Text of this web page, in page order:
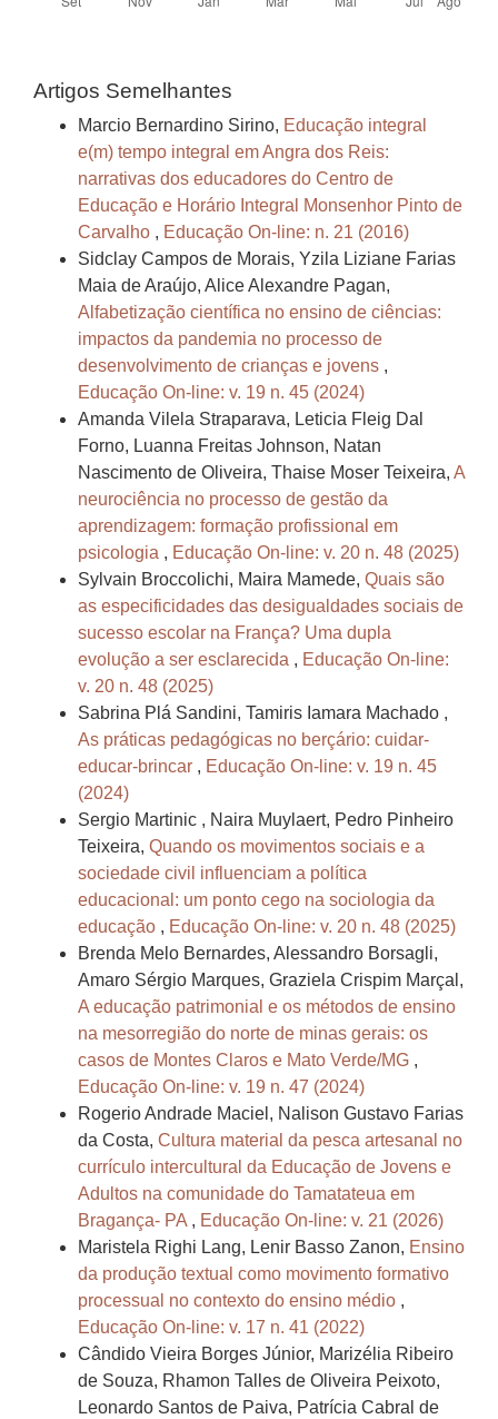
Artigos Semelhantes
Marcio Bernardino Sirino, Educação integral
e(m) tempo integral em Angra dos Reis:
narrativas dos educadores do Centro de
Educação e Horário Integral Monsenhor Pinto de
Carvalho , Educação On-line: n. 21 (2016)
Sidclay Campos de Morais, Yzila Liziane Farias
Maia de Araújo, Alice Alexandre Pagan,
Alfabetização científica no ensino de ciências:
impactos da pandemia no processo de
desenvolvimento de crianças e jovens ,
Educação On-line: v. 19 n. 45 (2024)
Amanda Vilela Straparava, Leticia Fleig Dal
Forno, Luanna Freitas Johnson, Natan
Nascimento de Oliveira, Thaise Moser Teixeira, A
neurociência no processo de gestão da
aprendizagem: formação profissional em
psicologia , Educação On-line: v. 20 n. 48 (2025)
Sylvain Broccolichi, Maira Mamede, Quais são
as especificidades das desigualdades sociais de
sucesso escolar na França? Uma dupla
evolução a ser esclarecida , Educação On-line:
v. 20 n. 48 (2025)
Sabrina Plá Sandini, Tamiris Iamara Machado ,
As práticas pedagógicas no berçário: cuidar-
educar-brincar , Educação On-line: v. 19 n. 45
(2024)
Sergio Martinic , Naira Muylaert, Pedro Pinheiro
Teixeira, Quando os movimentos sociais e a
sociedade civil influenciam a política
educacional: um ponto cego na sociologia da
educação , Educação On-line: v. 20 n. 48 (2025)
Brenda Melo Bernardes, Alessandro Borsagli,
Amaro Sérgio Marques, Graziela Crispim Marçal,
A educação patrimonial e os métodos de ensino
na mesorregião do norte de minas gerais: os
casos de Montes Claros e Mato Verde/MG ,
Educação On-line: v. 19 n. 47 (2024)
Rogerio Andrade Maciel, Nalison Gustavo Farias
da Costa, Cultura material da pesca artesanal no
currículo intercultural da Educação de Jovens e
Adultos na comunidade do Tamatateua em
Bragança- PA , Educação On-line: v. 21 (2026)
Maristela Righi Lang, Lenir Basso Zanon, Ensino
da produção textual como movimento formativo
processual no contexto do ensino médio ,
Educação On-line: v. 17 n. 41 (2022)
Cândido Vieira Borges Júnior, Marizélia Ribeiro
de Souza, Rhamon Talles de Oliveira Peixoto,
Leonardo Santos de Paiva, Patrícia Cabral de